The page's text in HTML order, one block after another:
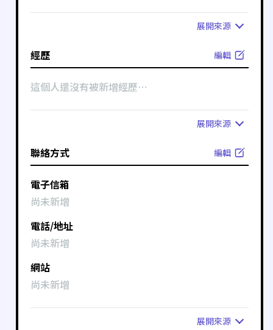
展開來源
經歷 編輯
這個人還沒有被新增經歷⋯
展開來源
聯絡方式 編輯
電子信箱
尚未新增
電話/地址
尚未新增
網站
尚未新增
展開來源